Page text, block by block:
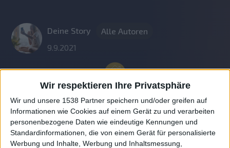
Wir respektieren Ihre Privatsphäre
Wir und unsere 1538 Partner speichern und/oder greifen auf
Informationen wie Cookies auf einem Gerät zu und verarbeiten
personenbezogene Daten wie eindeutige Kennungen und
Standardinformationen, die von einem Gerät für personalisierte
Werbung und Inhalte, Werbung und Inhaltsmessung,
Deine Story
Alle Autoren
9.9.2021